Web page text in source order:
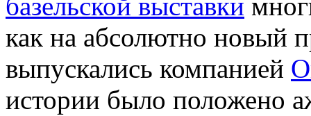
базельской выставки
как на абсолютно новый
выпускались компанией
истории было положено